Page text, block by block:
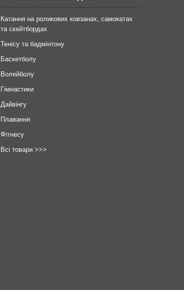
Катання на роликових ковзанах, самокатах
та скейтбордах
Тенісу та бадмінтону
Баскетболу
Волейболу
Гімнастики
Дайвінгу
Плавання
Фітнесу
Всі товари >>>